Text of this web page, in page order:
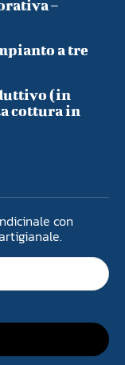
–
a tre
(in
cottura in
con